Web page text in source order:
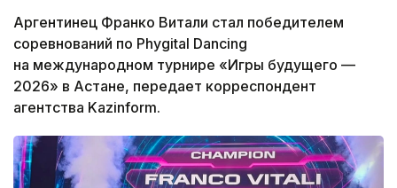
Аргентинец Франко Витали стал победителем
соревнований по Phygital Dancing
на международном турнире «Игры будущего —
2026» в Астане, передает корреспондент
агентства Kazinform.